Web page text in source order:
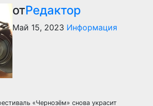
отРедактор
Май 15, 2023 Информация
«Чернозём» снова украсит